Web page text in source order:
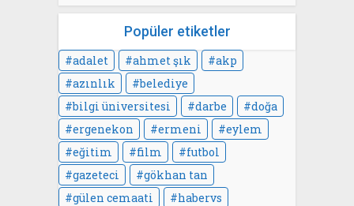
Popüler etiketler
adalet ahmet şık
akp
azınlık
belediye
bilgi üniversitesi
darbe
doğa
ergenekon
ermeni
eylem
eğitim
film
futbol
gazeteci
gökhan tan
gülen cemaati
habervs